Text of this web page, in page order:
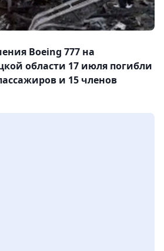
Boeing 777 на
области 17 июля погибли
и 15 членов